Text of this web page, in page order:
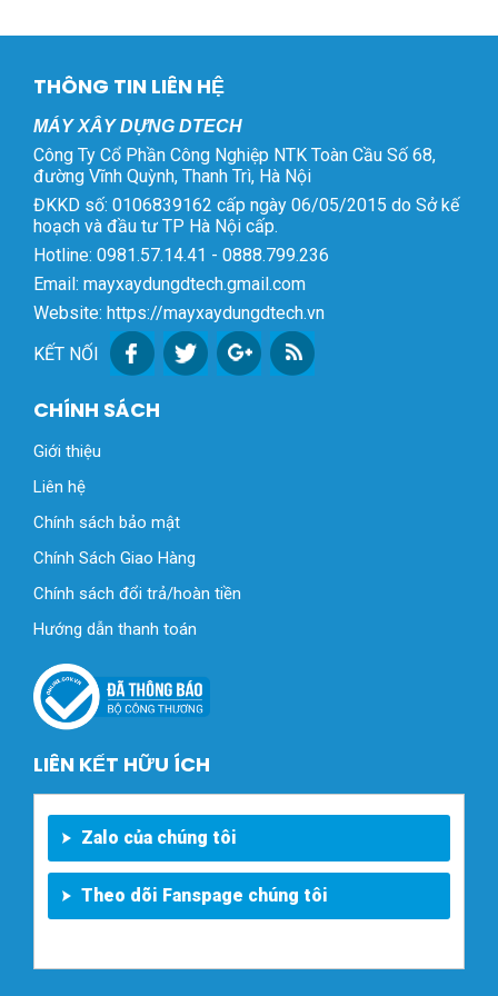
THÔNG TIN LIÊN HỆ
MÁY XÂY DỰNG DTECH
Công Ty Cổ Phần Công Nghiệp NTK Toàn Cầu Số 68,
đường Vĩnh Quỳnh, Thanh Trì, Hà Nội
ĐKKD số: 0106839162 cấp ngày 06/05/2015 do Sở kế
hoạch và đầu tư TP Hà Nội cấp.
Hotline: 0981.57.14.41 - 0888.799.236
Email: mayxaydungdtech.gmail.com
Website: https://mayxaydungdtech.vn
KẾT NỐI
CHÍNH SÁCH
Giới thiệu
Liên hệ
Chính sách bảo mật
Chính Sách Giao Hàng
Chính sách đổi trả/hoàn tiền
Hướng dẫn thanh toán
LIÊN KẾT HỮU ÍCH
Zalo của chúng tôi
Theo dõi Fanspage chúng tôi